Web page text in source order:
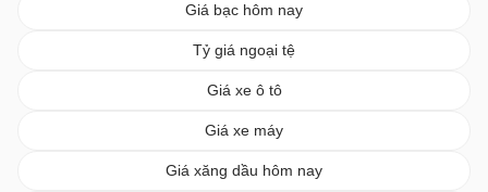
Giá bạc hôm nay
Tỷ giá ngoại tệ
Giá xe ô tô
Giá xe máy
Giá xăng dầu hôm nay